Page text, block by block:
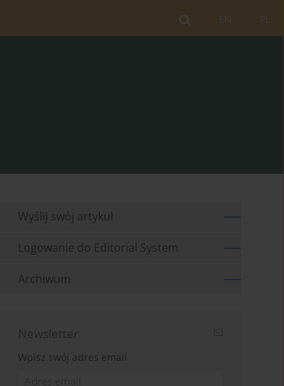
PL
EN
Wyślij swój artykuł
Logowanie do Editorial System
Archiwum
Newsletter
Wpisz swój adres email